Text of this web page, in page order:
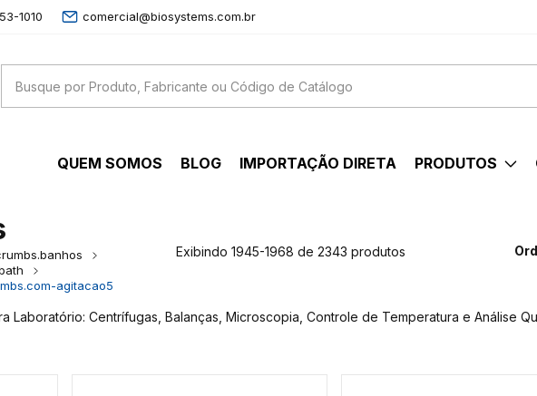
1010 comercial@biosystems.com.br
QUEM SOMOS BLOG IMPORTAÇÃO DIRETA PRODUTOS
agitacao5
Exibindo 1945-1968 de 2343 produtos
Laboratório: Centrífugas, Balanças, Microscopia, Controle de Temperatura e Análise